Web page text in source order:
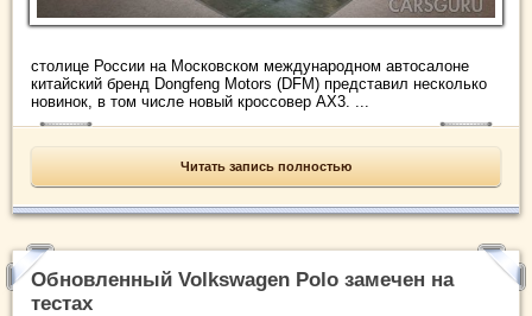
столице России на Московском международном автосалоне
китайский бренд Dongfeng Motors (DFM) представил несколько
новинок, в том числе новый кроссовер AX3. ...
Читать запись полностью
Обновленный Volkswagen Polo замечен на
тестах